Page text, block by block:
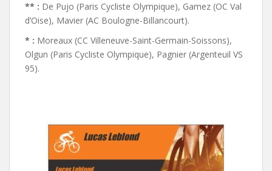
** : De Pujo (Paris Cycliste Olympique), Gamez (OC Val
d’Oise), Mavier (AC Boulogne-Billancourt).
* : Moreaux (CC Villeneuve-Saint-Germain-Soissons),
Olgun (Paris Cycliste Olympique), Pagnier (Argenteuil VS
95).